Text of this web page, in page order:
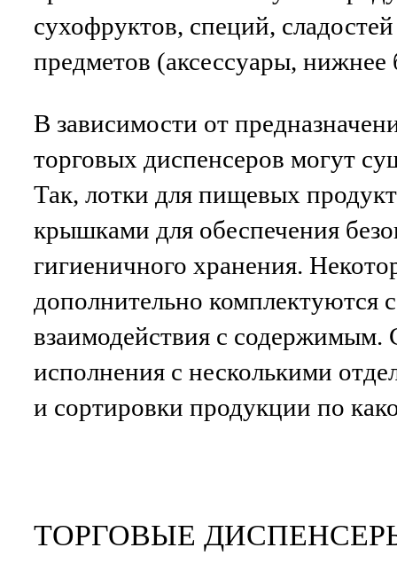
сухофруктов, специй,
предметов (аксессуары, нижнее
В зависимости от
торговых диспенсеров могут
Так, лотки для пищевых
крышками для обеспечения
гигиеничного хранения.
дополнительно комплектуются
взаимодействия с
исполнения с несколькими
и сортировки продукции по
ТОРГОВЫЕ